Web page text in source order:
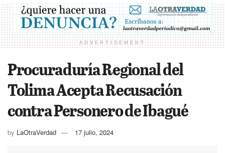
ADVERTISEMENT
Procuraduría Regional del
Tolima Acepta Recusación
contra Personero de Ibagué
by LaOtraVerdad 17 julio, 2024